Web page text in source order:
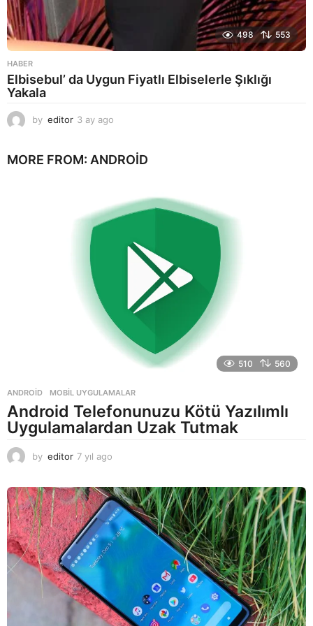
498 553
HABER
Elbisebul’ da Uygun Fiyatlı Elbiselerle Şıklığı
Yakala
by editor 3 ay ago
a
MORE FROM: ANDROID
510 560
ANDROID ,MOBIL UYGULAMALAR
Android Telefonunuzu Kötü Yazılımlı
Uygulamalardan Uzak Tutmak
by editor 7 yıl ago
l
a
g
o